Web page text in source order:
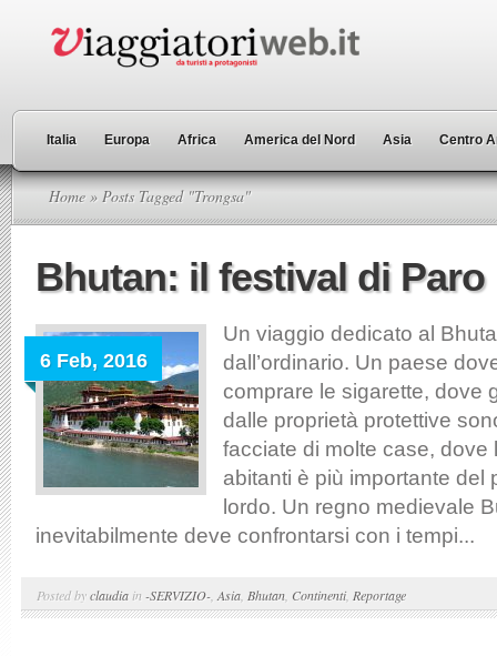
Italia Europa Africa America del Nord Asia Centro
Home » Posts Tagged "Trongsa"
Bhutan: il festival di Paro
6 Feb, 2016
Un viaggio dedicato al
dall’ordinario. Un paese
comprare le sigarette, dove
dalle proprietà protettive
facciate di molte case, dove
abitanti è più importante del
lordo. Un regno medievale
inevitabilmente deve confrontarsi con i tempi...
Posted byclaudia in -SERVIZIO- Asia Bhutan Continenti, Reportage